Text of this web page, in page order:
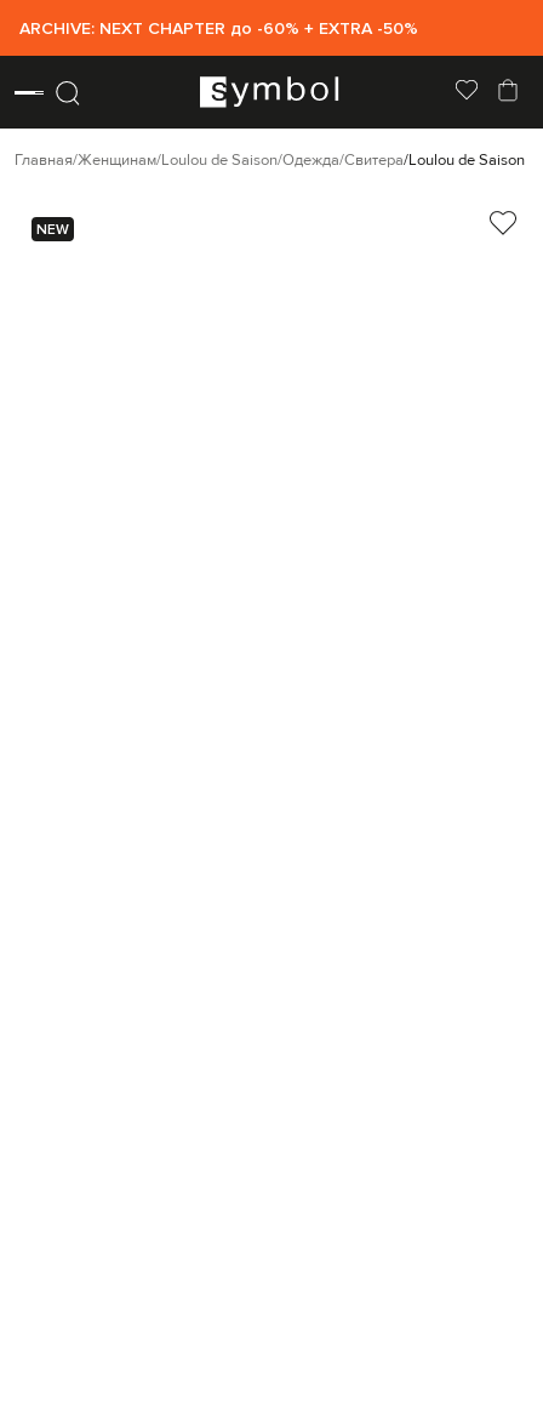
ARCHIVE: NEXT CHAPTER до -60% + EXTRA -50%
Главная Женщинам Loulou de Saison Одежда Свитера Loulou de Saison
NEW